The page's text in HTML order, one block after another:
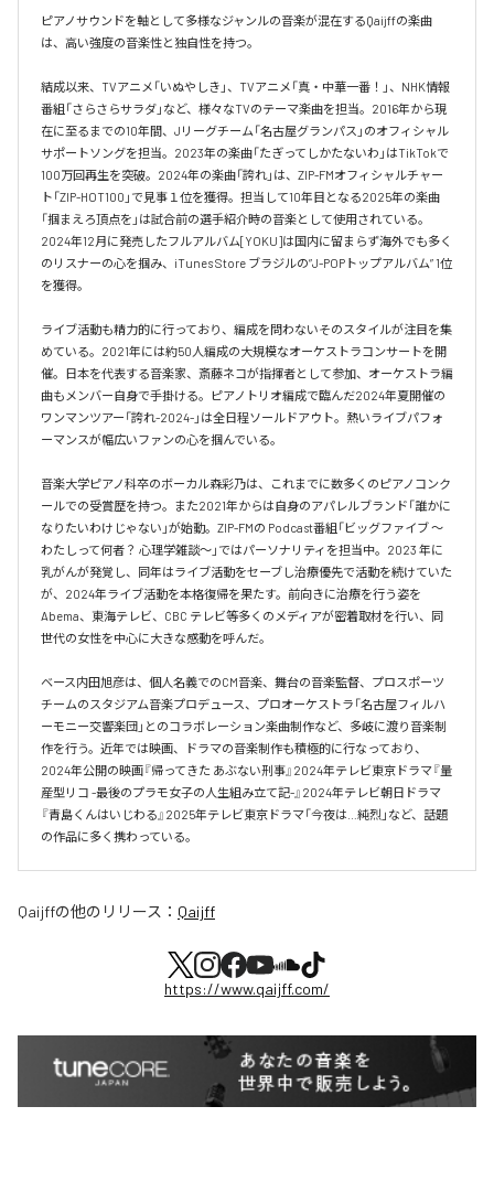
ピアノサウンドを軸として多様なジャンルの音楽が混在するQaijffの楽曲
は、高い強度の音楽性と独自性を持つ。
結成以来、TVアニメ「いぬやしき」、TVアニメ「真・中華一番！」、NHK情報
番組「さらさらサラダ」など、様々なTVのテーマ楽曲を担当。2016年から現
在に至るまでの10年間、Jリーグチーム「名古屋グランパス」のオフィシャル
サポートソングを担当。2023年の楽曲「たぎってしかたないわ」はTikTokで
100万回再生を突破。2024年の楽曲「誇れ」は、ZIP-FMオフィシャルチャー
ト「ZIP-HOT100」で見事１位を獲得。担当して10年目となる2025年の楽曲
「掴まえろ頂点を」は試合前の選手紹介時の音楽として使用されている。
2024年12月に発売したフルアルバム[YOKU]は国内に留まらず海外でも多く
のリスナーの心を掴み、iTunes Store ブラジルの”J-POPトップアルバム” 1位
を獲得。
ライブ活動も精力的に行っており、編成を問わないそのスタイルが注目を集
めている。2021年には約50人編成の大規模なオーケストラコンサートを開
催。日本を代表する音楽家、斎藤ネコが指揮者として参加、オーケストラ編
曲もメンバー自身で手掛ける。ピアノトリオ編成で臨んだ2024年夏開催の
ワンマンツアー「誇れ-2024-」は全日程ソールドアウト。熱いライブパフォ
ーマンスが幅広いファンの心を掴んでいる。
音楽大学ピアノ科卒のボーカル森彩乃は、これまでに数多くのピアノコンク
ールでの受賞歴を持つ。また2021年からは自身のアパレルブランド「誰かに
なりたいわけじゃない」が始動。ZIP-FMの Podcast番組「ビッグファイブ 〜
わたしって何者？ 心理学雑談〜」ではパーソナリティを担当中。2023 年に
乳がんが発覚し、同年はライブ活動をセーブし治療優先で活動を続けていた
が、2024年ライブ活動を本格復帰を果たす。前向きに治療を行う姿を
Abema、東海テレビ、CBC テレビ等多くのメディアが密着取材を行い、同
世代の女性を中心に大きな感動を呼んだ。
ベース内田旭彦は、個人名義でのCM音楽、舞台の音楽監督、プロスポーツ
チームのスタジアム音楽プロデュース、プロオーケストラ「名古屋フィルハ
ーモニー交響楽団」とのコラボレーション楽曲制作など、多岐に渡り音楽制
作を行う。近年では映画、ドラマの音楽制作も積極的に行なっており、
2024年公開の映画『帰ってきた あぶない刑事』2024年テレビ東京ドラマ『量
産型リコ -最後のプラモ女子の人生組み立て記-』2024年テレビ朝日ドラマ
『青島くんはいじわる』2025年テレビ東京ドラマ「今夜は…純烈」など、話題
の作品に多く携わっている。
Qaijffの他のリリース： Qaijff
https://www.qaijff.com/